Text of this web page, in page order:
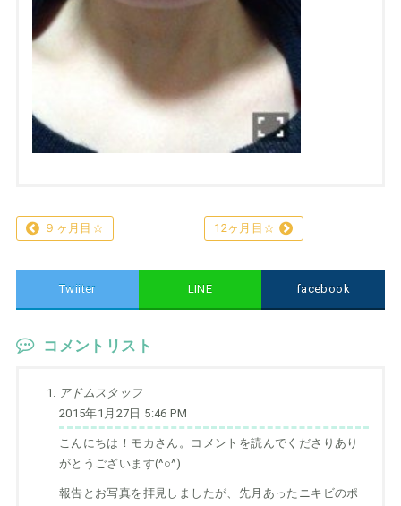
９ヶ月目☆ 12ヶ月目☆
Twiiter LINE facebook
コメントリスト
アドムスタッフ
2015年1月27日 5:46 PM
こんにちは！モカさん。コメントを読んでくださりあり
がとうございます(^○^)
報告とお写真を拝見しましたが、先月あったニキビのポ